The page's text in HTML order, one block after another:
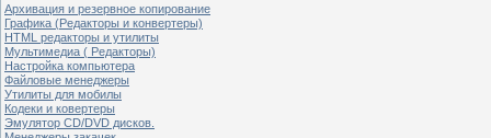
Архивация и резервное копирование
Графика (Редакторы и конвертеры)
HTML редакторы и утилиты
Мультимедиа ( Редакторы)
Настройка компьютера
Файловые менеджеры
Утилиты для мобилы
Кодеки и ковертеры
Эмулятор CD/DVD дисков.